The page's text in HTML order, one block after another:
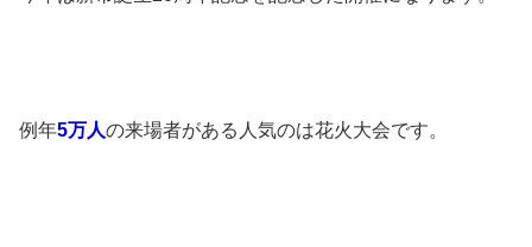
例年5万人の来場者がある人気のは花火大会です。